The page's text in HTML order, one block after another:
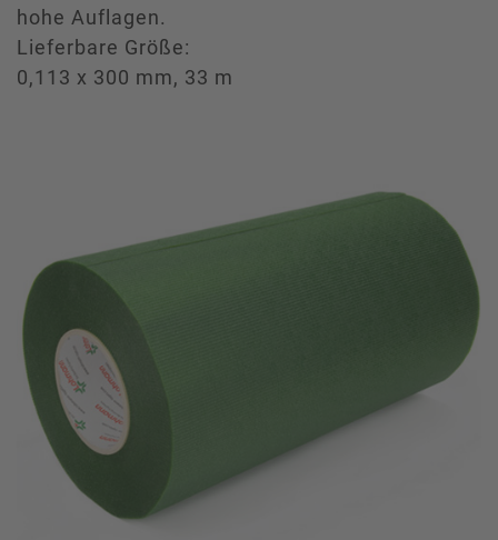
hohe Auflagen.
Lieferbare Größe:
0,113 x 300 mm, 33 m